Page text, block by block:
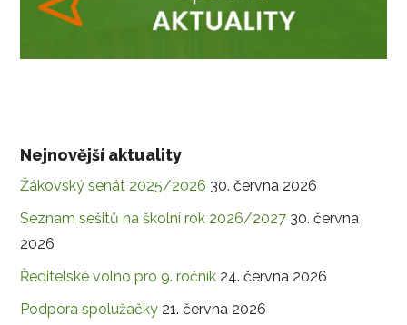
Nejnovější aktuality
Žákovský senát 2025/2026 30. června 2026
Seznam sešitů na školní rok 2026/2027 30. června
2026
Ředitelské volno pro 9. ročník 24. června 2026
Podpora spolužačky 21. června 2026